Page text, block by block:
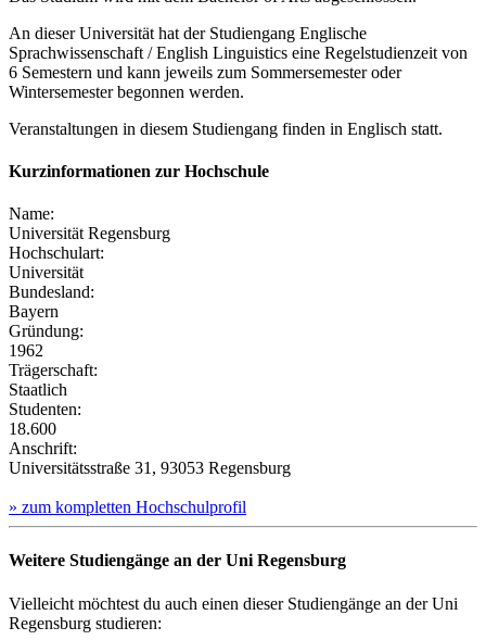
An dieser Universität hat der Studiengang Englische
Sprachwissenschaft / English Linguistics eine Regelstudienzeit von
6 Semestern und kann jeweils zum Sommersemester oder
Wintersemester begonnen werden.
Veranstaltungen in diesem Studiengang finden in Englisch statt.
Kurzinformationen zur Hochschule
Name:
Universität Regensburg
Hochschulart:
Universität
Bundesland:
Bayern
Gründung:
1962
Trägerschaft:
Staatlich
Studenten:
18.600
Anschrift:
Universitätsstraße 31, 93053 Regensburg
» zum kompletten Hochschulprofil
Weitere Studiengänge an der Uni Regensburg
Vielleicht möchtest du auch einen dieser Studiengänge an der Uni
Regensburg studieren: